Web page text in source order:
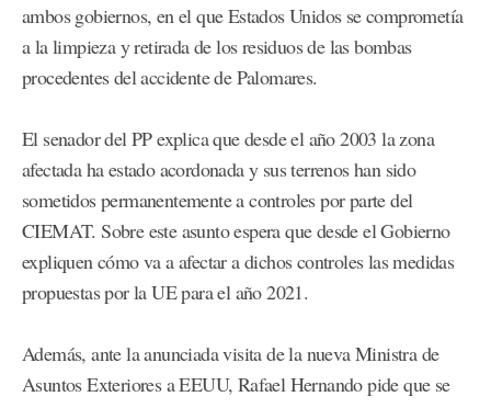
ambos gobiernos, en el que Estados Unidos se comprometía
a la limpieza y retirada de los residuos de las bombas
procedentes del accidente de Palomares.
El senador del PP explica que desde el año 2003 la zona
afectada ha estado acordonada y sus terrenos han sido
sometidos permanentemente a controles por parte del
CIEMAT. Sobre este asunto espera que desde el Gobierno
expliquen cómo va a afectar a dichos controles las medidas
propuestas por la UE para el año 2021.
Además, ante la anunciada visita de la nueva Ministra de
Asuntos Exteriores a EEUU, Rafael Hernando pide que se